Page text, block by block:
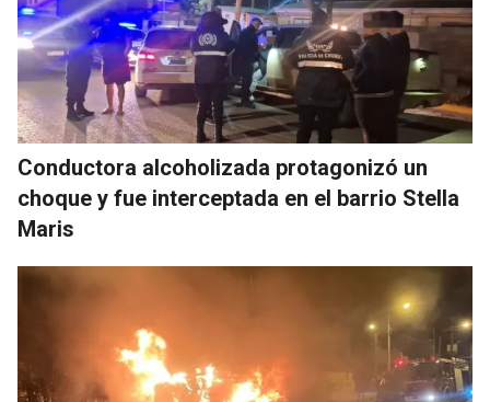
Conductora alcoholizada protagonizó un
choque y fue interceptada en el barrio Stella
Maris